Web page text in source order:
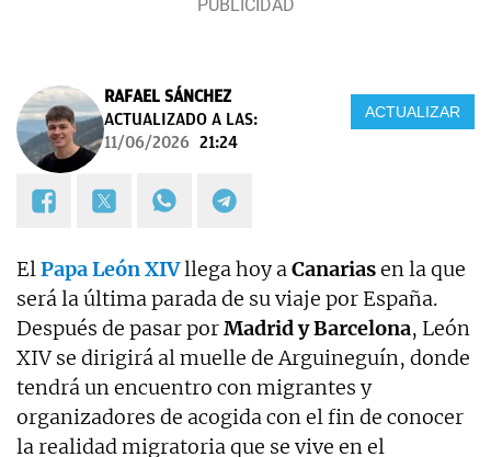
RAFAEL SÁNCHEZ
ACTUALIZADO A LAS:
11/06/2026 21:24
ACTUALIZAR
ElPapa León XIVllega hoy aCanariasen la que
será la última parada de su viaje por España.
Después de pasar porMadrid y Barcelona, León
XIV se dirigirá al muelle de Arguineguín, donde
tendrá un encuentro con migrantes y
organizadores de acogida con el fin de conocer
la realidad migratoria que se vive en el